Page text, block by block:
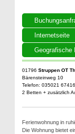
Internetseite
Geografische
01796 Struppen OT
Bärensteinweg 10
Telefon: 035021 67416
2 Betten + zusätzlich
Ferienwohnung in
Die Wohnung bietet